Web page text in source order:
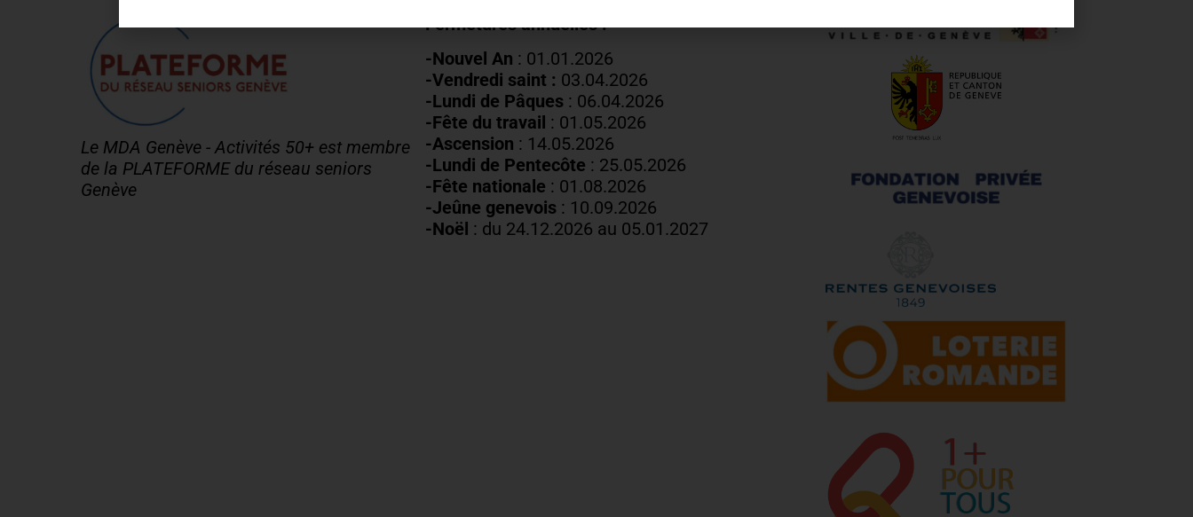
Le MDA Genève - Activités 50+ est membre
de la PLATEFORME du réseau seniors
Genève
Fermetures annuelles :
-Nouvel An : 01.01.2026
-Vendredi saint : 03.04.2026
-Lundi de Pâques : 06.04.2026
-Fête du travail : 01 .05.2026
-Ascension : 14.05.2026
-Lundi de Pentecôte : 25.05.2026
-Fête nationale : 01.08.2026
-Jeûne genevois : 10.09.2026
-Noël : du 24.12.2026 au 05.01.2027